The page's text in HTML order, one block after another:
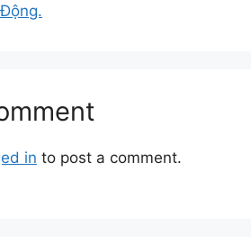
in to post a comment.